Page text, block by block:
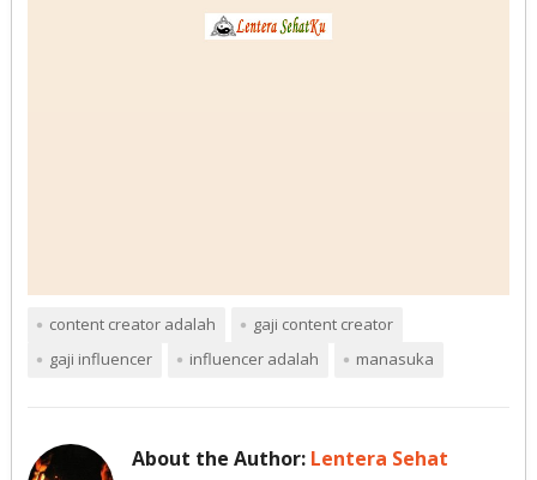
content creator adalah
gaji content creator
gaji influencer
influencer adalah manasuka
About the Author: Lentera Sehat